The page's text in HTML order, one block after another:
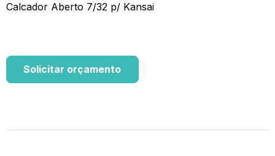
Calcador Aberto 7/32 p/ Kansai
Solicitar orçamento